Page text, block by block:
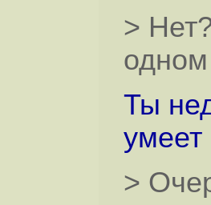
>
Ты
умеет
>